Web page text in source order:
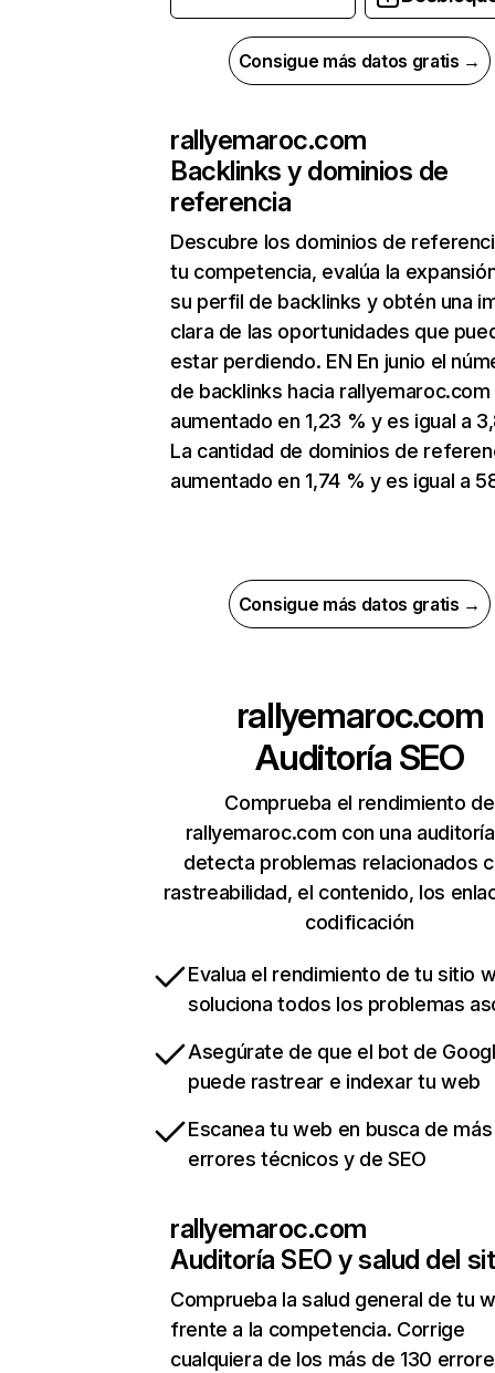
Consigue más datos gratis →
rallyemaroc.com
Backlinks y dominios de
referencia
Descubre los dominios de
tu competencia, evalúa la
su perfil de backlinks y obtén una
clara de las oportunidades que
estar perdiendo. EN En junio el
de backlinks hacia rallyemaroc.com
aumentado en 1,23 % y es igual a
La cantidad de dominios de
aumentado en 1,74 % y es igual a
Consigue más datos gratis →
rallyemaroc.com
Auditoría SEO
Comprueba el rendimiento de
rallyemaroc.com con una
detecta problemas relacionados
rastreabilidad, el contenido, los
codificación
Evalua el rendimiento de tu sitio
soluciona todos los problemas
Asegúrate de que el bot de
puede rastrear e indexar tu web
Escanea tu web en busca de
errores técnicos y de SEO
rallyemaroc.com
Auditoría SEO y salud del
Comprueba la salud general de tu
frente a la competencia. Corrige
cualquiera de los más de 130